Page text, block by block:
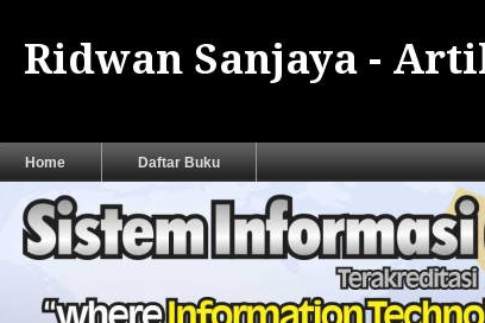
Ridwan Sanjaya -
Home Daftar Buku